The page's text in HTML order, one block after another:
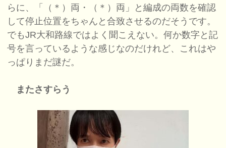
らに、「（＊）両・（＊）両」と編成の両数を確認
して停止位置をちゃんと合致させるのだそうです。
でもJR大和路線ではよく聞こえない。何か数字と記
号を言っているような感じなのだけれど、これはや
っぱりまだ謎だ。
またさすらう